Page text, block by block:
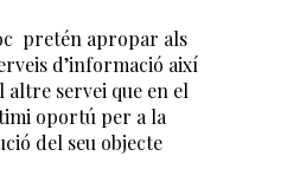
pretén apropar als
d’informació així
altre servei que en el
oportú per a la
del seu objecte